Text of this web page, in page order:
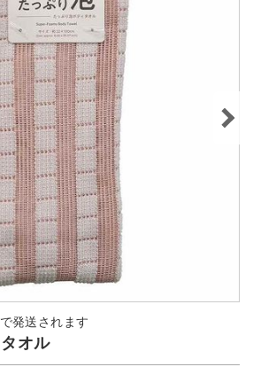
発送されます
オル